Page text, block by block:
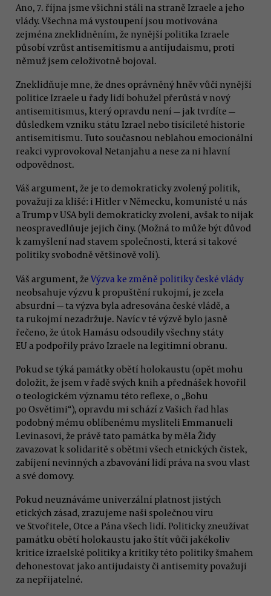
Ano, 7. října jsme všichni stáli na straně Izraele a jeho
vlády. Všechna má vystoupení jsou motivována
zejména zneklidněním, že nynější politika Izraele
působí vzrůst antisemitismu a antijudaismu, proti
němuž jsem celoživotně bojoval.
Zneklidňuje mne, že dnes oprávněný hněv vůči nynější
politice Izraele u řady lidí bohužel přerůstá v nový
antisemitismus, který opravdu není — jak tvrdíte —
důsledkem vzniku státu Izrael nebo tisícileté historie
antisemitismu. Tuto současnou neblahou emocionální
reakci vyprovokoval Netanjahu a nese za ni hlavní
odpovědnost.
Váš argument, že je to demokraticky zvolený politik,
považuji za klišé: i Hitler v Německu, komunisté u nás
a Trump v USA byli demokraticky zvoleni, avšak to nijak
neospravedlňuje jejich činy. (Možná to může být důvod
k zamyšlení nad stavem společnosti, která si takové
politiky svobodně většinově volí).
Váš argument, že Výzva ke změně politiky české vlády
neobsahuje výzvu k propuštění rukojmí, je zcela
absurdní — ta výzva byla adresována české vládě, a
ta rukojmí nezadržuje. Navíc v té výzvě bylo jasně
řečeno, že útok Hamásu odsoudily všechny státy
EU a podpořily právo Izraele na legitimní obranu.
Pokud se týká památky obětí holokaustu (opět mohu
doložit, že jsem v řadě svých knih a přednášek hovořil
o teologickém významu této reflexe, o „Bohu
po Osvětimi“), opravdu mi schází z Vašich řad hlas
podobný mému oblíbenému mysliteli Emmanueli
Levinasovi, že právě tato památka by měla Židy
zavazovat k solidaritě s obětmi všech etnických čistek,
zabíjení nevinných a zbavování lidí práva na svou vlast
a své domovy.
Pokud neuznáváme univerzální platnost jistých
etických zásad, zrazujeme naši společnou víru
ve Stvořitele, Otce a Pána všech lidí. Politicky zneužívat
památku obětí holokaustu jako štít vůči jakékoliv
kritice izraelské politiky a kritiky této politiky šmahem
dehonestovat jako antijudaisty či antisemity považuji
za nepřijatelné.